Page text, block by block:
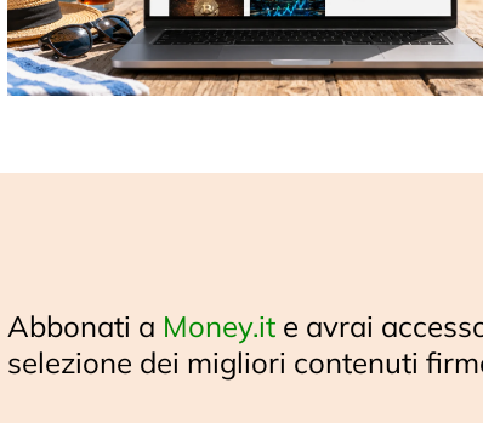
Abbonati a Money.it e avrai
selezione dei migliori contenuti